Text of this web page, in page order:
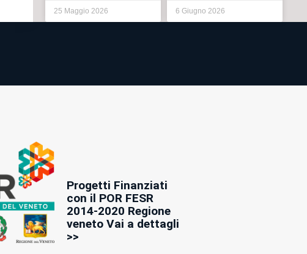
25 Maggio 2026 6 Giugno 2026
Progetti Finanziati
con il POR FESR
2014-2020 Regione
veneto Vai a dettagli
>>